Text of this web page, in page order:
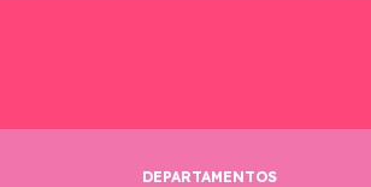
DEPARTAMENTOS